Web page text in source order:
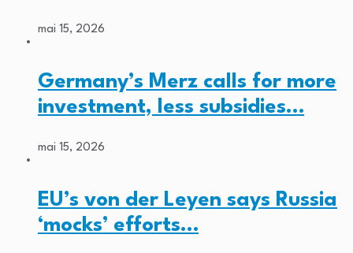
mai 15, 2026
Germany’s Merz calls for more
investment, less subsidies…
mai 15, 2026
EU’s von der Leyen says Russia
‘mocks’ efforts…